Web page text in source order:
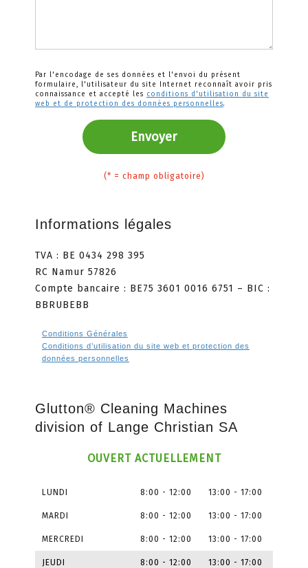
Par l'encodage de ses données et l'envoi du présent
formulaire, l'utilisateur du site Internet reconnaît avoir pris
connaissance et accepté les conditions d'utilisation du site
web et de protection des données personnelles.
Envoyer
(* = champ obligatoire)
Informations légales
TVA : BE 0434 298 395
RC Namur 57826
Compte bancaire : BE75 3601 0016 6751 – BIC :
BBRUBEBB
Conditions Générales
Conditions d’utilisation du site web et protection des
données personnelles
Glutton® Cleaning Machines
division of Lange Christian SA
OUVERT ACTUELLEMENT
LUNDI 8:00 - 12:00 13:00 - 17:00
MARDI 8:00 - 12:00 13:00 - 17:00
MERCREDI 8:00 - 12:00 13:00 - 17:00
JEUDI 8:00 - 12:00 13:00 - 17:00